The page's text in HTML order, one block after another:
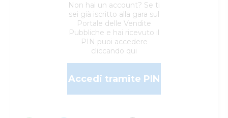
Non hai un account? Se ti
sei già iscritto alla gara sul
Portale delle Vendite
Pubbliche e hai ricevuto il
PIN puoi accedere
cliccando qui
Accedi tramite PIN